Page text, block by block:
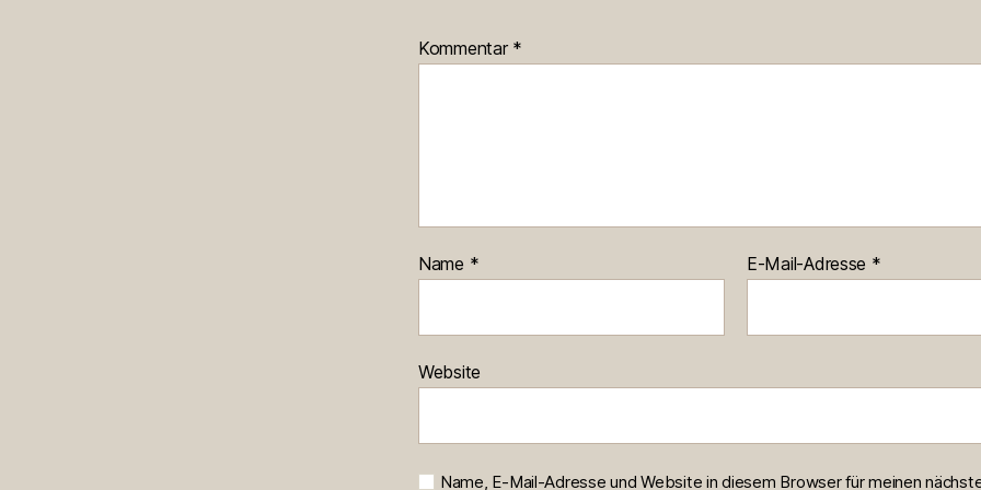
Kommentar *
Name * E-Mail-Adresse *
Website
Name, E-Mail-Adresse und Website in diesem Browser für meinen